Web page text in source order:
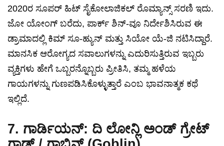
2020ರ ಸೂಪರ್ ಹಿಟ್ ಸೈಕೋಲಾಜಿಕಲ್ ರೊಮ್ಯಾನ್ಸ್ ಸರಣಿ ಇದು.
ಜೋ ಯೋಂಗ್ ಬರೆದು, ಪಾರ್ಕ್ ಶಿನ್-ವೂ ನಿರ್ದೇಶಿಸಿರುವ ಈ
ಡ್ರಾಮಾದಲ್ಲಿ ಕಿಮ್ ಸೂ-ಹ್ಯುನ್ ಮತ್ತು ಸಿಯೋ ಯೆ-ಜಿ ನಟಿಸಿದ್ದಾರೆ.
ಮಾನಸಿಕ ಆರೋಗ್ಯದ ಸವಾಲುಗಳನ್ನು ಎದುರಿಸುತ್ತಿರುವ ಇಬ್ಬರು
ವ್ಯಕ್ತಿಗಳು ಹೇಗೆ ಒಬ್ಬರನ್ನೊಬ್ಬರು ಪ್ರೀತಿಸಿ, ತಮ್ಮ ಹಳೆಯ
ಗಾಯಗಳನ್ನು ಗುಣಪಡಿಸಿಕೊಳ್ಳುತ್ತಾರೆ ಎಂಬ ಭಾವನಾತ್ಮಕ ಕಥೆ
ಇಲ್ಲಿದೆ.
7. ಗಾರ್ಡಿಯನ್: ದಿ ಲೋನ್ಲಿ ಅಂಡ್ ಗ್ರೇಟ್